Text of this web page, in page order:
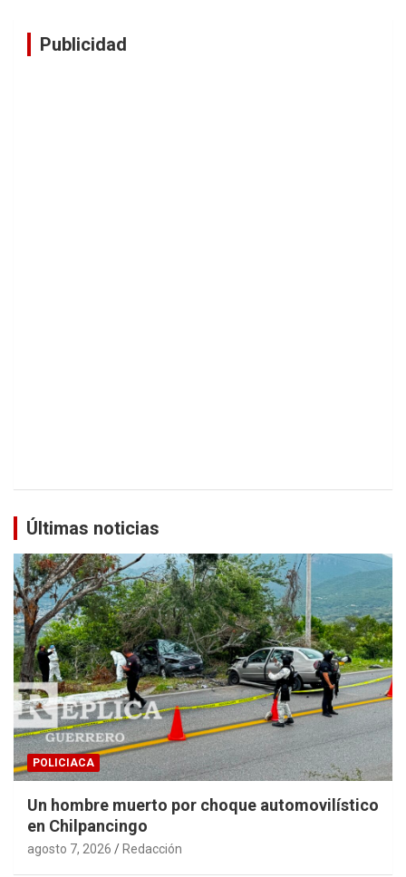
Publicidad
Últimas noticias
POLICIACA
Un hombre muerto por choque automovilístico
en Chilpancingo
agosto 7, 2026 Redacción